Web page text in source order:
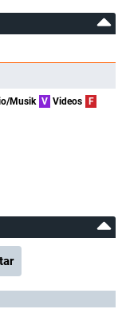
Musik V Videos
F